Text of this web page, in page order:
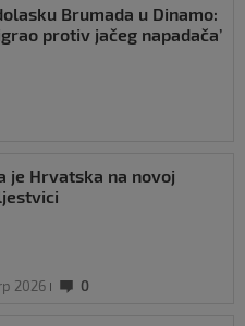
Brumada u Dinamo:
protiv jačeg napadača’
je Hrvatska na novoj
2026 0